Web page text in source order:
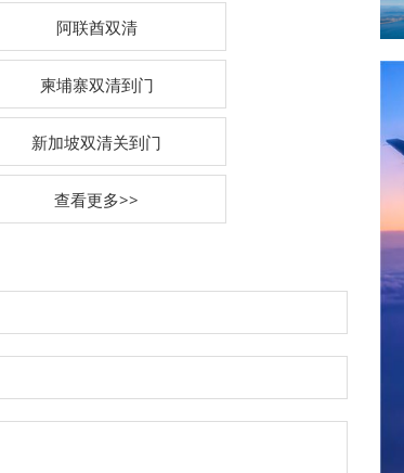
阿联酋双清
柬埔寨双清到门
新加坡双清关到门
查看更多>>